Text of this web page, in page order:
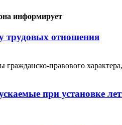
информирует
трудовых отношения
гражданско-правового
при установке